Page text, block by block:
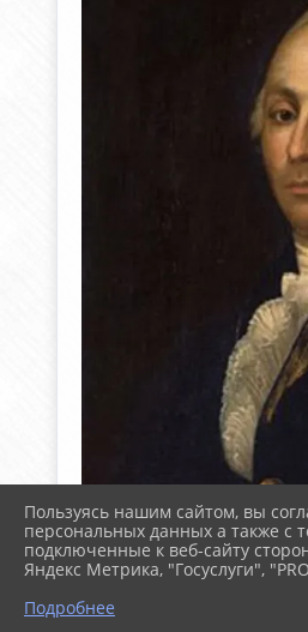
Пользуясь нашим сайтом, вы
персональных данных а также с
подключенные к веб-сайту
Яндекс Метрика, "Госуслуги",
Подробнее